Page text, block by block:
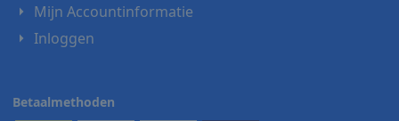
Mijn Accountinformatie
Inloggen
Betaalmethoden